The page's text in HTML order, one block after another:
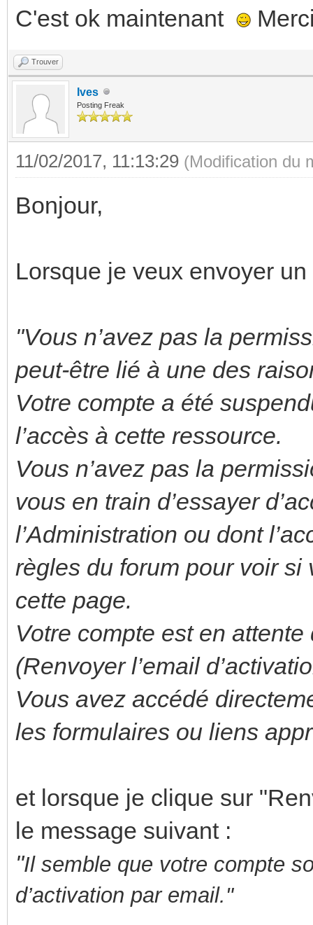
C'est ok maintenant
Trouver
Ives
Posting Freak
11/02/2017, 11:13:29 (Modification du
Bonjour,
Lorsque je veux envoyer
"Vous n’avez pas la
peut-être lié à une des
Votre compte a été
l’accès à cette ressource.
Vous n’avez pas la
vous en train d’essayer
l’Administration ou dont
règles du forum pour voir
cette page.
Votre compte est en
(Renvoyer l’email
Vous avez accédé
les formulaires ou liens
et lorsque je clique sur
le message suivant :
"Il semble que votre compte
d’activation par email."